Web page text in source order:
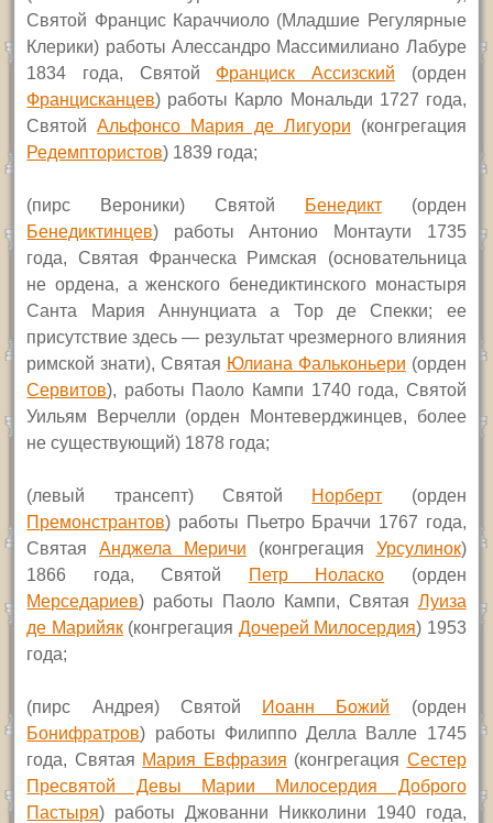
Святой Францис Караччиоло (Младшие Регулярные
Клерики) работы Алессандро Массимилиано Лабуре
1834 года, Святой Франциск Ассизский (орден
Францисканцев) работы Карло Мональди 1727 года,
СвятойАльфонсо Мария де Лигуори (конгрегация
Редемптористов) 1839 года;
(пирс Вероники) Святой Бенедикт(орден
Бенедиктинцев) работы Антонио Монтаути 1735
года, Святая Франческа Римская (основательница
не ордена, а женского бенедиктинского монастыря
Санта Мария Аннунциата а Тор де Спекки; ее
присутствие здесь — результат чрезмерного влияния
римской знати), Святая Юлиана Фальконьери (орден
Сервитов), работы Паоло Кампи 1740 года, Святой
Уильям Верчелли (орден Монтеверджинцев, более
не существующий) 1878 года;
(левый трансепт) Святой Норберт (орден
Премонстрантов) работы Пьетро Браччи 1767 года,
СвятаяАнджела Меричи (конгрегация Урсулинок)
1866 года, Святой
Петр Ноласко (орден
Мерседариев) работы Паоло Кампи, Святая Луиза
де Марийяк(конгрегация Дочерей Милосердия) 1953
года;
(пирс Андрея) Святой Иоанн Божий (орден
Бонифратров) работы Филиппо Делла Валле 1745
года, Святая Мария Евфразия (конгрегация Сестер
Пресвятой Девы Марии Милосердия Доброго
Пастыря) работы Джованни Никколини 1940 года,